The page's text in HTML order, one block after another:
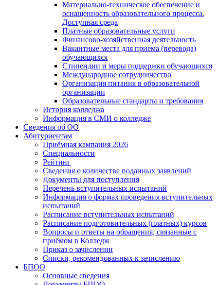
Материально-техническое обеспечение и
оснащенность образовательного процесса.
Доступная среда
Платные образовательные услуги
Финансово-хозяйственная деятельность
Вакантные места для приема (перевода)
обучающихся
Стипендии и меры поддержки обучающихся
Международное сотрудничество
Организация питания в образовательной
организации
Образовательные стандарты и требования
История колледжа
Информация в СМИ о колледже
Сведения об ОО
Абитуриентам
Приёмная кампания 2026
Специальности
Рейтинг
Сведения о количестве поданных заявлений
Документы для поступления
Перечень вступительных испытаний
Информация о формах проведения вступительных
испытаний
Расписание вступительных испытаний
Расписание подготовительных (платных) курсов
Вопросы и ответы на обращения, связанные с
приёмом в Колледж
Приказ о зачислении
Списки, рекомендованных к зачислению
БПОО
Основные сведения